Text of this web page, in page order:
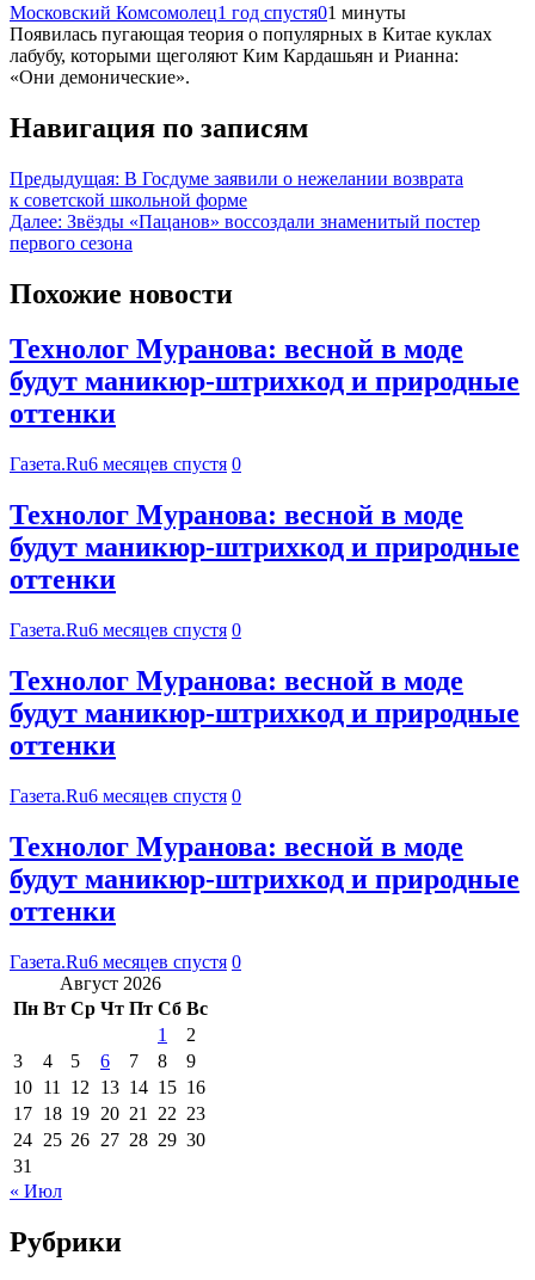
Московский Комсомолец1 год спустя01 минуты
Появилась пугающая теория о популярных в Китае куклах
лабубу, которыми щеголяют Ким Кардашьян и Рианна:
«Они демонические».
Навигация по записям
Предыдущая: В Госдуме заявили о нежелании возврата
к советской школьной форме
Далее: Звёзды «Пацанов» воссоздали знаменитый постер
первого сезона
Похожие новости
Технолог Муранова: весной в моде
будут маникюр-штрихкод и природные
оттенки
Газета.Ru6 месяцев спустя 0
Технолог Муранова: весной в моде
будут маникюр-штрихкод и природные
оттенки
Газета.Ru6 месяцев спустя 0
Технолог Муранова: весной в моде
будут маникюр-штрихкод и природные
оттенки
Газета.Ru6 месяцев спустя 0
Технолог Муранова: весной в моде
будут маникюр-штрихкод и природные
оттенки
Газета.Ru6 месяцев спустя 0
Август 2026
Пн Вт Ср Чт Пт Сб Вс
1
2
3
4 5 6 7 8
9
10 11 12 13 14 15 16
17 18 19 20 21 22 23
24 25 26 27 28 29 30
31
« Июл
Рубрики